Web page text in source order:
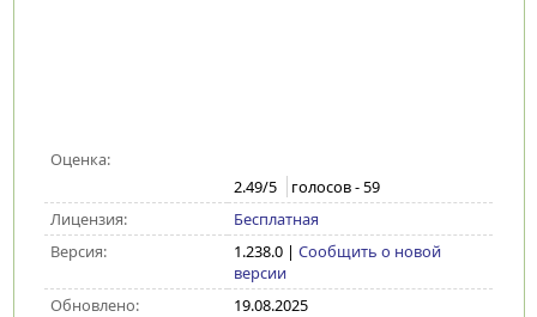
Оценка:
2.49/5 голосов -59
Лицензия:
Бесплатная
Версия:
1.238.0| Сообщить о новой
версии
Обновлено:
19.08.2025